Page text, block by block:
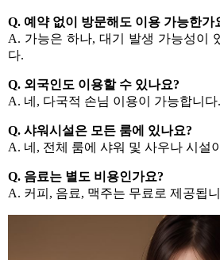
Q. 예약 없이 방문해도 이용 가능한가
A. 가능은 하나, 대기 발생 가능성이
다.
Q. 외국인도 이용할 수 있나요?
A. 네, 다국적 손님 이용이 가능합니다.
Q. 샤워시설은 모든 룸에 있나요?
A. 네, 전체 룸에 샤워 및 사우나 시설
Q. 음료는 별도 비용인가요?
A. 커피, 음료, 맥주는 무료로 제공됩